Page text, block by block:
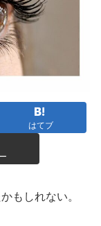
はてブ
もしれない。